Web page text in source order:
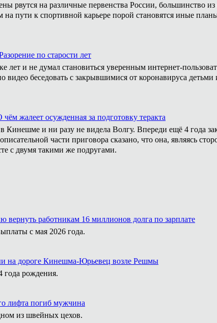
рвутся на различные первенства России, большинство
на пути к спортивной карьере порой становятся иные
по старости лет
лет и не думал становиться уверенным интернет-
видео беседовать с закрывшимися от коронавируса
жалеет осужденная за подготовку теракта
Кинешме и ни разу не видела Волгу. Впереди ещё 4 года
части приговора сказано, что она, являясь
с двумя такими же подругами.
вернуть работникам 16 миллионов долга по зарплате
с мая 2026 года.
на дороге Кинешма-Юрьевец возле Решмы
года рождения.
лифта погиб мужчина
из швейных цехов.